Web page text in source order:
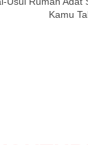
Kamu